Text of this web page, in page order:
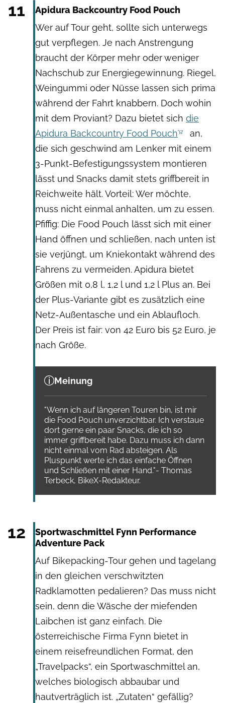
11
Apidura Backcountry Food Pouch
Wer auf Tour geht, sollte sich unterwegs
gut verpflegen. Je nach Anstrengung
braucht der Körper mehr oder weniger
Nachschub zur Energiegewinnung. Riegel,
Weingummi oder Nüsse lassen sich prima
während der Fahrt knabbern. Doch wohin
mit dem Proviant? Dazu bietet sich die
Apidura Backcountry Food Pouch
an,
die sich geschwind am Lenker mit einem
3-Punkt-Befestigungssystem montieren
lässt und Snacks damit stets griffbereit in
Reichweite hält. Vorteil: Wer möchte,
muss nicht einmal anhalten, um zu essen.
Pfiffig: Die Food Pouch lässt sich mit einer
Hand öffnen und schließen, nach unten ist
sie verjüngt, um Kniekontakt während des
Fahrens zu vermeiden. Apidura bietet
Größen mit 0,8 l, 1,2 l und 1,2 l Plus an. Bei
der Plus-Variante gibt es zusätzlich eine
Netz-Außentasche und ein Ablaufloch.
Der Preis ist fair: von 42 Euro bis 52 Euro, je
nach Größe.
Meinung
"Wenn ich auf längeren Touren bin, ist mir
die Food Pouch unverzichtbar. Ich verstaue
dort gerne ein paar Snacks, die ich so
immer griffbereit habe. Dazu muss ich dann
nicht einmal vom Rad absteigen. Als
Pluspunkt werte ich das einfache Öffnen
und Schließen mit einer Hand."- Thomas
Terbeck, BikeX-Redakteur.
12
Sportwaschmittel Fynn Performance
Adventure Pack
Auf Bikepacking-Tour gehen und tagelang
in den gleichen verschwitzten
Radklamotten pedalieren? Das muss nicht
sein, denn die Wäsche der miefenden
Laibchen ist ganz einfach. Die
österreichische Firma Fynn bietet in
einem reisefreundlichen Format, den
„Travelpacks“, ein Sportwaschmittel an,
welches biologisch abbaubar und
hautverträglich ist. „Zutaten“ gefällig?